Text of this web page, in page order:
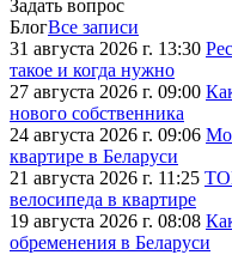
Задать вопрос
БлогВсе записи
31 августа 2026 г. 13:30
такое и когда нужно
27 августа 2026 г. 09:00
нового собственника
24 августа 2026 г. 09:06
квартире в Беларуси
21 августа 2026 г. 11:25
велосипеда в квартире
19 августа 2026 г. 08:08
обременения в Беларуси